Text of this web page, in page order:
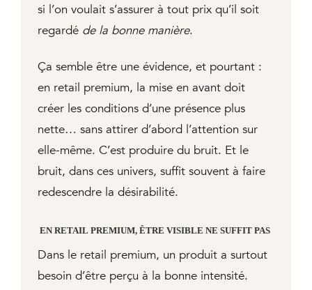
si l’on voulait s’assurer à tout prix qu’il soit
regardé de la bonne manière.
Ça semble être une évidence, et pourtant :
en retail premium, la mise en avant doit
créer les conditions d’une présence plus
nette… sans attirer d’abord l’attention sur
elle-même. C’est produire du bruit. Et le
bruit, dans ces univers, suffit souvent à faire
redescendre la désirabilité.
EN RETAIL PREMIUM, ÊTRE VISIBLE NE SUFFIT PAS
Dans le retail premium, un produit a surtout
besoin d’être perçu à la bonne intensité.